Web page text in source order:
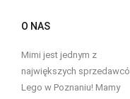
O NAS
Mimi jest jednym z
największych
Lego w Poznaniu! Mamy